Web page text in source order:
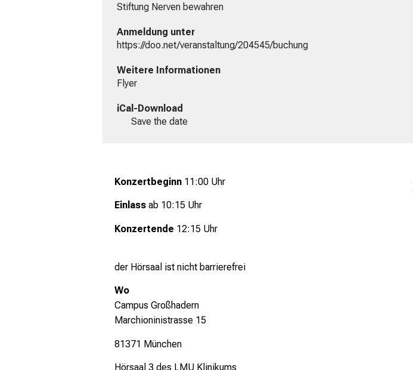
Stiftung Nerven bewahren
Anmeldung unter
https://doo.net/veranstaltung/204545/buchung
Weitere Informationen
Flyer
iCal-Download
Save the date
Konzertbeginn 11:00 Uhr
Einlass ab 10:15 Uhr
Konzertende 12:15 Uhr
der Hörsaal ist nicht barrierefrei
Wo
Campus Großhadern
Marchioninistrasse 15
81371 München
Hörsaal 3 des LMU Klinikums